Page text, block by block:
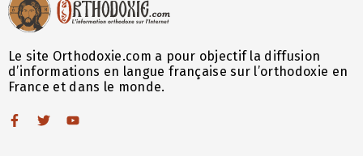
Le site Orthodoxie.com a pour objectif la diffusion
d’informations en langue française sur l’orthodoxie en
France et dans le monde.